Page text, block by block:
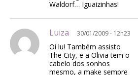
Waldorf… Iguaizinhas!
Luiza 30/01/2009 - 12h23
Oi lu! Também assisto
The City, e a Olivia tem o
cabelo dos sonhos
mesmo, a make sempre